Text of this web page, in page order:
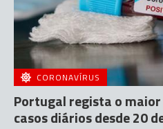
CORONAVÍRUS
Portugal regista o
casos diários desde 20